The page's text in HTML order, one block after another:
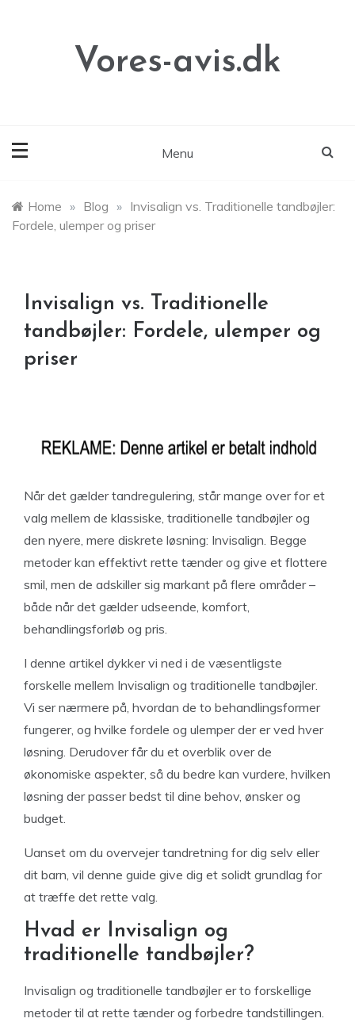
Vores-avis.dk
Menu
Home » Blog » Invisalign vs. Traditionelle tandbøjler:
Fordele, ulemper og priser
Invisalign vs. Traditionelle
tandbøjler: Fordele, ulemper og
priser
Når det gælder tandregulering, står mange over for et
valg mellem de klassiske, traditionelle tandbøjler og
den nyere, mere diskrete løsning: Invisalign. Begge
metoder kan effektivt rette tænder og give et flottere
smil, men de adskiller sig markant på flere områder –
både når det gælder udseende, komfort,
behandlingsforløb og pris.
I denne artikel dykker vi ned i de væsentligste
forskelle mellem Invisalign og traditionelle tandbøjler.
Vi ser nærmere på, hvordan de to behandlingsformer
fungerer, og hvilke fordele og ulemper der er ved hver
løsning. Derudover får du et overblik over de
økonomiske aspekter, så du bedre kan vurdere, hvilken
løsning der passer bedst til dine behov, ønsker og
budget.
Uanset om du overvejer tandretning for dig selv eller
dit barn, vil denne guide give dig et solidt grundlag for
at træffe det rette valg.
Hvad er Invisalign og
traditionelle tandbøjler?
Invisalign og traditionelle tandbøjler er to forskellige
metoder til at rette tænder og forbedre tandstillingen.